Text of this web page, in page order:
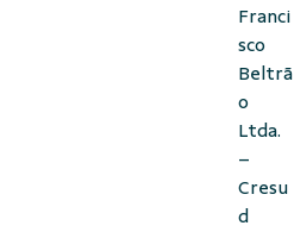
Franci
sco
Beltrã
o
Ltda.
–
Cresu
d